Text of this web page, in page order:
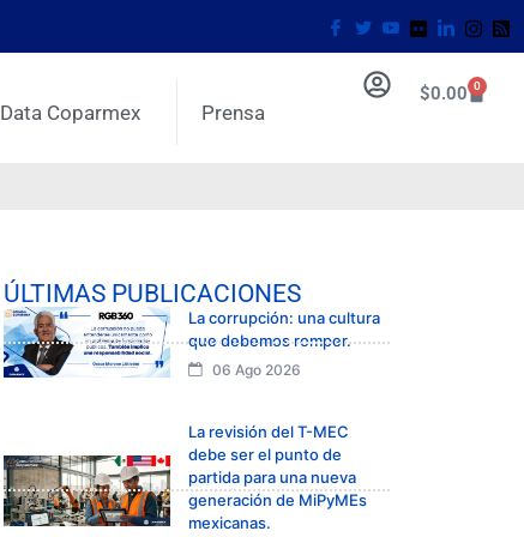
Data Coparmex Prensa
$0.00 0
ÚLTIMAS PUBLICACIONES
La corrupción: una cultura
que debemos romper.
06 Ago 2026
La revisión del T-MEC
debe ser el punto de
partida para una nueva
generación de MiPyMEs
mexicanas.